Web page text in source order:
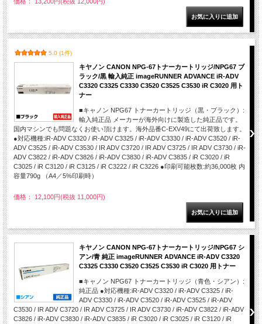
5.0 (1件)
キヤノン CANON NPG-67トナーカートリッジ/NPG67 ブ
ラック/黒 輸入純正 imageRUNNER ADVANCE iR-ADV
C3320 C3325 C3330 C3520 C3525 C3530 iR C3020 用ト
ナー
■キャノン NPG67 トナーカートリッジ（黒・ブラック）:
輸入純正品 メーカーが海外向けに製造した純正品です。
国内マシンでも問題なくお使い頂けます。海外品番C-EXV49にて出荷致します。
●対応機種:iR-ADV C3320 / iR-ADV C3325 / iR-ADV C3330 / iR-ADV C3520 / iR-
ADV C3525 / iR-ADV C3530 / IR ADV C3720 / IR ADV C3725 / IR ADV C3730 / iR-
ADV C3822 / iR-ADV C3826 / iR-ADV C3830 / iR-ADV C3835 / iR C3020 / iR
C3025 / iR C3120 / iR C3125 / iR C3222 / iR C3226 ●印刷可能枚数:約36,000枚 内
容量790g （A4／5%印刷時）
価格： 12,100円(税抜 11,000円)
キヤノン CANON NPG-67トナーカートリッジ/NPG67 シ
アン/青 純正 imageRUNNER ADVANCE iR-ADV C3320
C3325 C3330 C3520 C3525 C3530 iR C3020 用トナー
■キャノン NPG67 トナーカートリッジ（青色・シアン）:
純正品 ●対応機種:iR-ADV C3320 / iR-ADV C3325 / iR-
ADV C3330 / iR-ADV C3520 / iR-ADV C3525 / iR-ADV
C3530 / IR ADV C3720 / IR ADV C3725 / IR ADV C3730 / iR-ADV C3822 / iR-ADV
C3826 / iR-ADV C3830 / iR-ADV C3835 / iR C3020 / iR C3025 / iR C3120 / iR